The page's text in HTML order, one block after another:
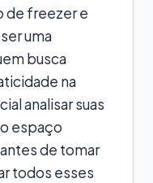
de freezer e
uma
busca
na
analisar suas
espaço
de tomar
todos esses